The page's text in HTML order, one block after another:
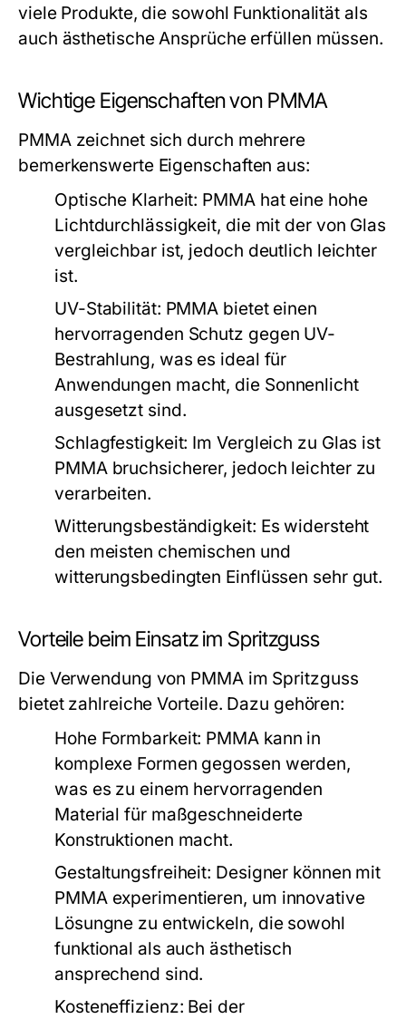
viele Produkte, die sowohl Funktionalität als
auch ästhetische Ansprüche erfüllen müssen.
Wichtige Eigenschaften von PMMA
PMMA zeichnet sich durch mehrere
bemerkenswerte Eigenschaften aus:
Optische Klarheit: PMMA hat eine hohe
Lichtdurchlässigkeit, die mit der von Glas
vergleichbar ist, jedoch deutlich leichter
ist.
UV-Stabilität: PMMA bietet einen
hervorragenden Schutz gegen UV-
Bestrahlung, was es ideal für
Anwendungen macht, die Sonnenlicht
ausgesetzt sind.
Schlagfestigkeit: Im Vergleich zu Glas ist
PMMA bruchsicherer, jedoch leichter zu
verarbeiten.
Witterungsbeständigkeit: Es widersteht
den meisten chemischen und
witterungsbedingten Einflüssen sehr gut.
Vorteile beim Einsatz im Spritzguss
Die Verwendung von PMMA im Spritzguss
bietet zahlreiche Vorteile. Dazu gehören:
Hohe Formbarkeit: PMMA kann in
komplexe Formen gegossen werden,
was es zu einem hervorragenden
Material für maßgeschneiderte
Konstruktionen macht.
Gestaltungsfreiheit: Designer können mit
PMMA experimentieren, um innovative
Lösungne zu entwickeln, die sowohl
funktional als auch ästhetisch
ansprechend sind.
Kosteneffizienz: Bei der